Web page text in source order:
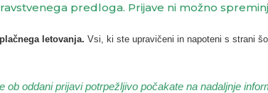
predloga. Prijave ni možno
letovanja. Vsi, ki ste upravičeni in napoteni s strani
oddani prijavi potrpežljivo počakate na nadaljnje